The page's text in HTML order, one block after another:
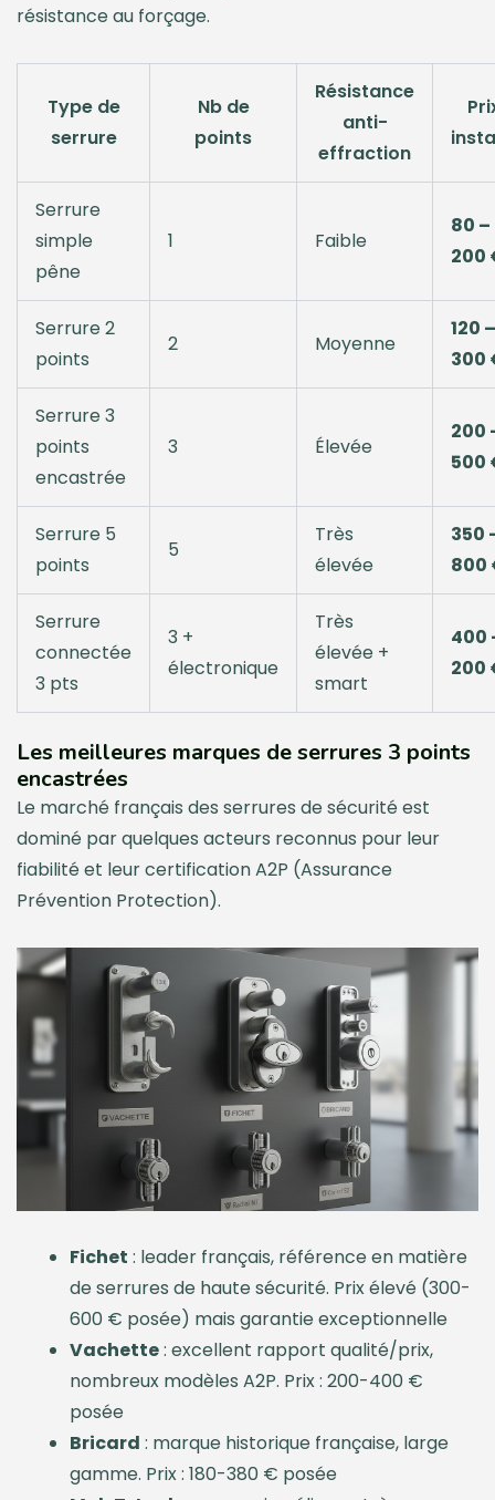
résistance au forçage.
Type de
serrure
Nb de
points
Résistance
anti-
effraction
Serrure
simple
pêne
1 Faible
80 –
200
Serrure 2
points
2 Moyenne
120 –
300
Serrure 3
points
encastrée
3 Élevée
200
500
Serrure 5
points
5
Très
élevée
350
800
Serrure
connectée
3 pts
3 +
électronique
Très
élevée +
smart
400
200
Les meilleures marques de serrures 3 points
encastrées
Le marché français des serrures de sécurité est
dominé par quelques acteurs reconnus pour leur
fiabilité et leur certification A2P (Assurance
Prévention Protection).
Fichet : leader français, référence en matière
de serrures de haute sécurité. Prix élevé (300-
600 € posée) mais garantie exceptionnelle
Vachette: excellent rapport qualité/prix,
nombreux modèles A2P. Prix : 200-400 €
posée
Bricard : marque historique française, large
gamme. Prix : 180-380 € posée